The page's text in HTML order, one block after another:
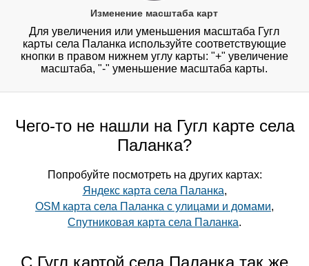
Изменение масштаба карт
Для увеличения или уменьшения масштаба Гугл
карты села Паланка используйте соответствующие
кнопки в правом нижнем углу карты: "+" увеличение
масштаба, "-" уменьшение масштаба карты.
Чего-то не нашли на Гугл карте села
Паланка?
Попробуйте посмотреть на других картах:
Яндекс карта села Паланка,
OSM карта села Паланка с улицами и домами,
Спутниковая карта села Паланка.